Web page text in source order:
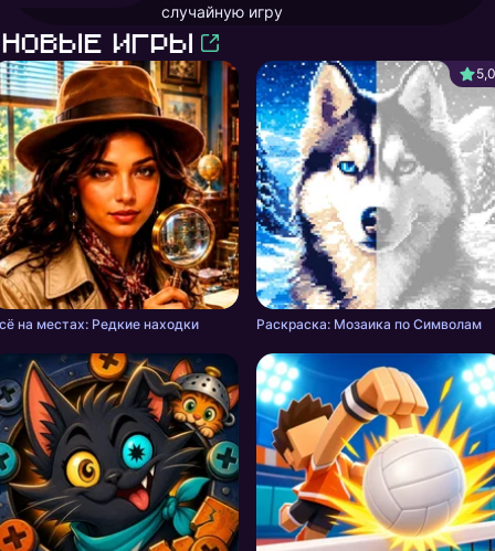
случайную игру
Новые игры
на местах: Редкие находки
5,0
Раскраска: Мозаика по Символам